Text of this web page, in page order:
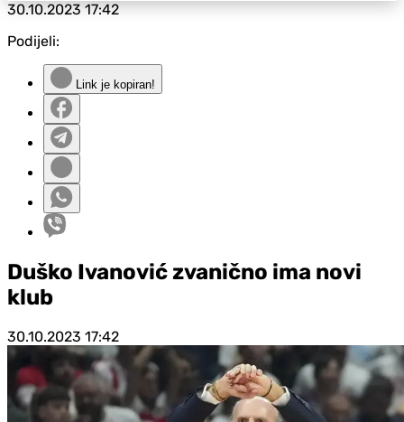
30.10.202317:42
Podijeli:
Link je kopiran!
Duško Ivanović zvanično ima novi
klub
30.10.2023 17:42